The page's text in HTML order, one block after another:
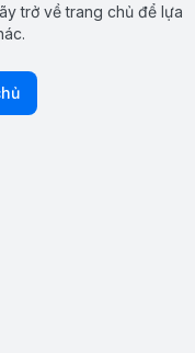
trở về trang chủ để lựa